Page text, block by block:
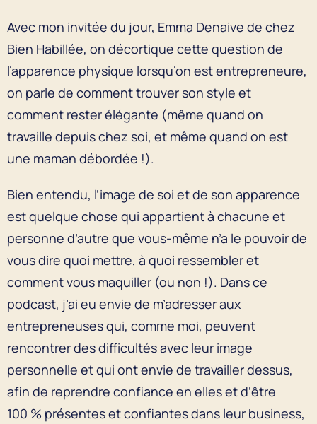
Avec mon invitée du jour, Emma Denaive de chez
Bien Habillée, on décortique cette question de
l’apparence physique lorsqu’on est entrepreneure,
on parle de comment trouver son style et
comment rester élégante (même quand on
travaille depuis chez soi, et même quand on est
une maman débordée !).
Bien entendu, l’image de soi et de son apparence
est quelque chose qui appartient à chacune et
personne d’autre que vous-même n’a le pouvoir de
vous dire quoi mettre, à quoi ressembler et
comment vous maquiller (ou non !). Dans ce
podcast, j’ai eu envie de m’adresser aux
entrepreneuses qui, comme moi, peuvent
rencontrer des difficultés avec leur image
personnelle et qui ont envie de travailler dessus,
afin de reprendre confiance en elles et d’être
100 % présentes et confiantes dans leur business,